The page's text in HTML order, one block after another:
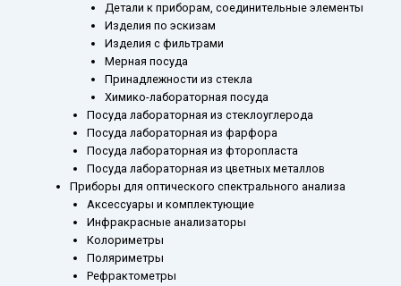
Детали к приборам, соединительные элементы
Изделия по эскизам
Изделия с фильтрами
Мерная посуда
Принадлежности из стекла
Химико-лабораторная посуда
Посуда лабораторная из стеклоуглерода
Посуда лабораторная из фарфора
Посуда лабораторная из фторопласта
Посуда лабораторная из цветных металлов
Приборы для оптического спектрального анализа
Аксессуары и комплектующие
Инфракрасные анализаторы
Колориметры
Поляриметры
Рефрактометры